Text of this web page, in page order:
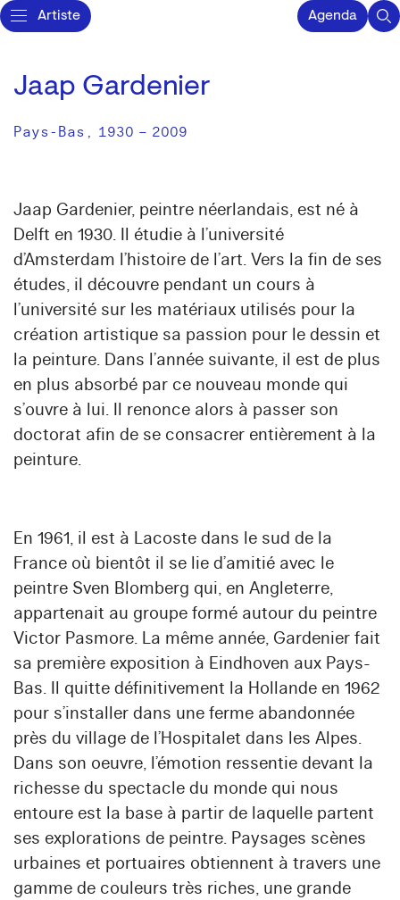
Artiste Agenda
Jaap Gardenier
Pays-Bas , 1930 – 2009
Jaap Gardenier, peintre néerlandais, est né à
Delft en 1930. Il étudie à l’université
d’Amsterdam l’histoire de l’art. Vers la fin de ses
études, il découvre pendant un cours à
l’université sur les matériaux utilisés pour la
création artistique sa passion pour le dessin et
la peinture. Dans l’année suivante, il est de plus
en plus absorbé par ce nouveau monde qui
s’ouvre à lui. Il renonce alors à passer son
doctorat afin de se consacrer entièrement à la
peinture.
En 1961, il est à Lacoste dans le sud de la
France où bientôt il se lie d’amitié avec le
peintre Sven Blomberg qui, en Angleterre,
appartenait au groupe formé autour du peintre
Victor Pasmore. La même année, Gardenier fait
sa première exposition à Eindhoven aux Pays-
Bas. Il quitte définitivement la Hollande en 1962
pour s’installer dans une ferme abandonnée
près du village de l’Hospitalet dans les Alpes.
Dans son oeuvre, l’émotion ressentie devant la
richesse du spectacle du monde qui nous
entoure est la base à partir de laquelle partent
ses explorations de peintre. Paysages scènes
urbaines et portuaires obtiennent à travers une
gamme de couleurs très riches, une grande